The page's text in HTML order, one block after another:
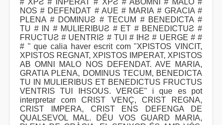
# XPƧ # INPERAT # XPƧ # ABOMNI # MALO #
NOS # DEFENDAT # AUE # MARIA # GRACIA #
PLENA # DOMINUƧ # TECUM # BENEDICTA #
TU # IN # MULIERIBUƧ # ET # BENEDICTUƧ #
FRUCTUƧ # UENTRIƧ # TUI # IHƧ # UERGE # #
# " que calia haver escrit com "XPISTOS VINCIT,
XPISTOS REGNAT, XPISTOS IMPERAT, XPISTOS
AB OMNI MALO NOS DEFENDAT. AVE MARIA,
GRATIA PLENA, DOMINUS TECUM, BENEDICTA
TU IN MULIERIBUS ET BENEDICTUS FRUCTUS
VENTRIS TUI IHSOUS. VERGE" i que es pot
interpretar com CRIST VENÇ, CRIST REGNA,
CRIST IMPERA, CRIST ENS DEFENGA DE
QUALSEVOL MAL. DÉU VOS GUARD MARIA,